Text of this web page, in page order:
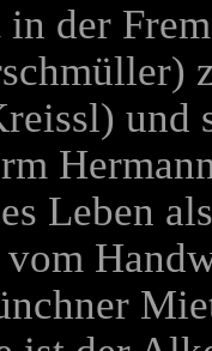
der
und
Leben